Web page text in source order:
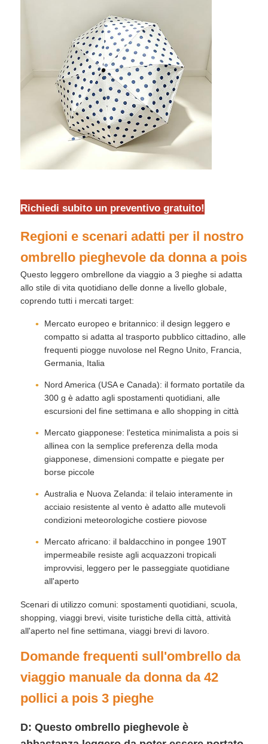
Richiedi subito un preventivo gratuito!
Regioni e scenari adatti per il nostro
ombrello pieghevole da donna a pois
Questo leggero ombrellone da viaggio a 3 pieghe si adatta
allo stile di vita quotidiano delle donne a livello globale,
coprendo tutti i mercati target:
Mercato europeo e britannico: il design leggero e
compatto si adatta al trasporto pubblico cittadino, alle
frequenti piogge nuvolose nel Regno Unito, Francia,
Germania, Italia
Nord America (USA e Canada): il formato portatile da
300 g è adatto agli spostamenti quotidiani, alle
escursioni del fine settimana e allo shopping in città
Mercato giapponese: l'estetica minimalista a pois si
allinea con la semplice preferenza della moda
giapponese, dimensioni compatte e piegate per
borse piccole
Australia e Nuova Zelanda: il telaio interamente in
acciaio resistente al vento è adatto alle mutevoli
condizioni meteorologiche costiere piovose
Mercato africano: il baldacchino in pongee 190T
impermeabile resiste agli acquazzoni tropicali
improvvisi, leggero per le passeggiate quotidiane
all'aperto
Scenari di utilizzo comuni: spostamenti quotidiani, scuola,
shopping, viaggi brevi, visite turistiche della città, attività
all'aperto nel fine settimana, viaggi brevi di lavoro.
Domande frequenti sull'ombrello da
viaggio manuale da donna da 42
pollici a pois 3 pieghe
D: Questo ombrello pieghevole è